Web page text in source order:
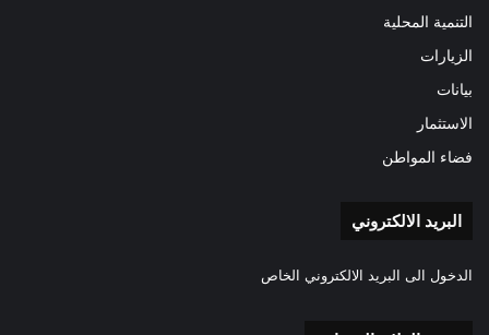
التنمية المحلية
الزيارات
بيانات
الاستثمار
فضاء المواطن
البريد الالكتروني
الدخول الى البريد الالكتروني الخاص